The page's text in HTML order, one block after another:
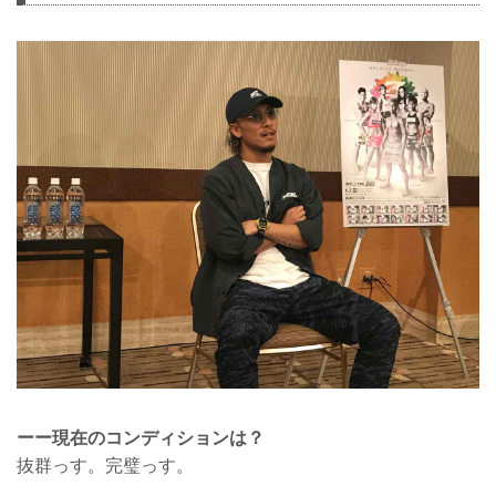
ーー現在のコンディションは？
抜群っす。完璧っす。